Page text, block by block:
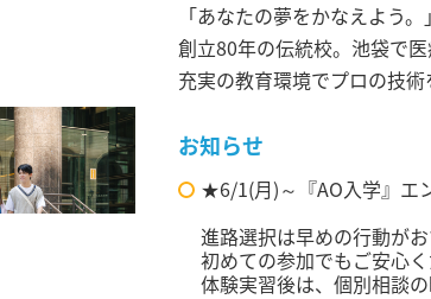
「あなたの夢をかなえよう。」
創立80年の伝統校。池袋で
充実の教育環境でプロの技術
お知らせ
★6/1(月)～『AO入学』エ
進路選択は早めの行動が
初めての参加でもご安心
体験実習後は、個別相談